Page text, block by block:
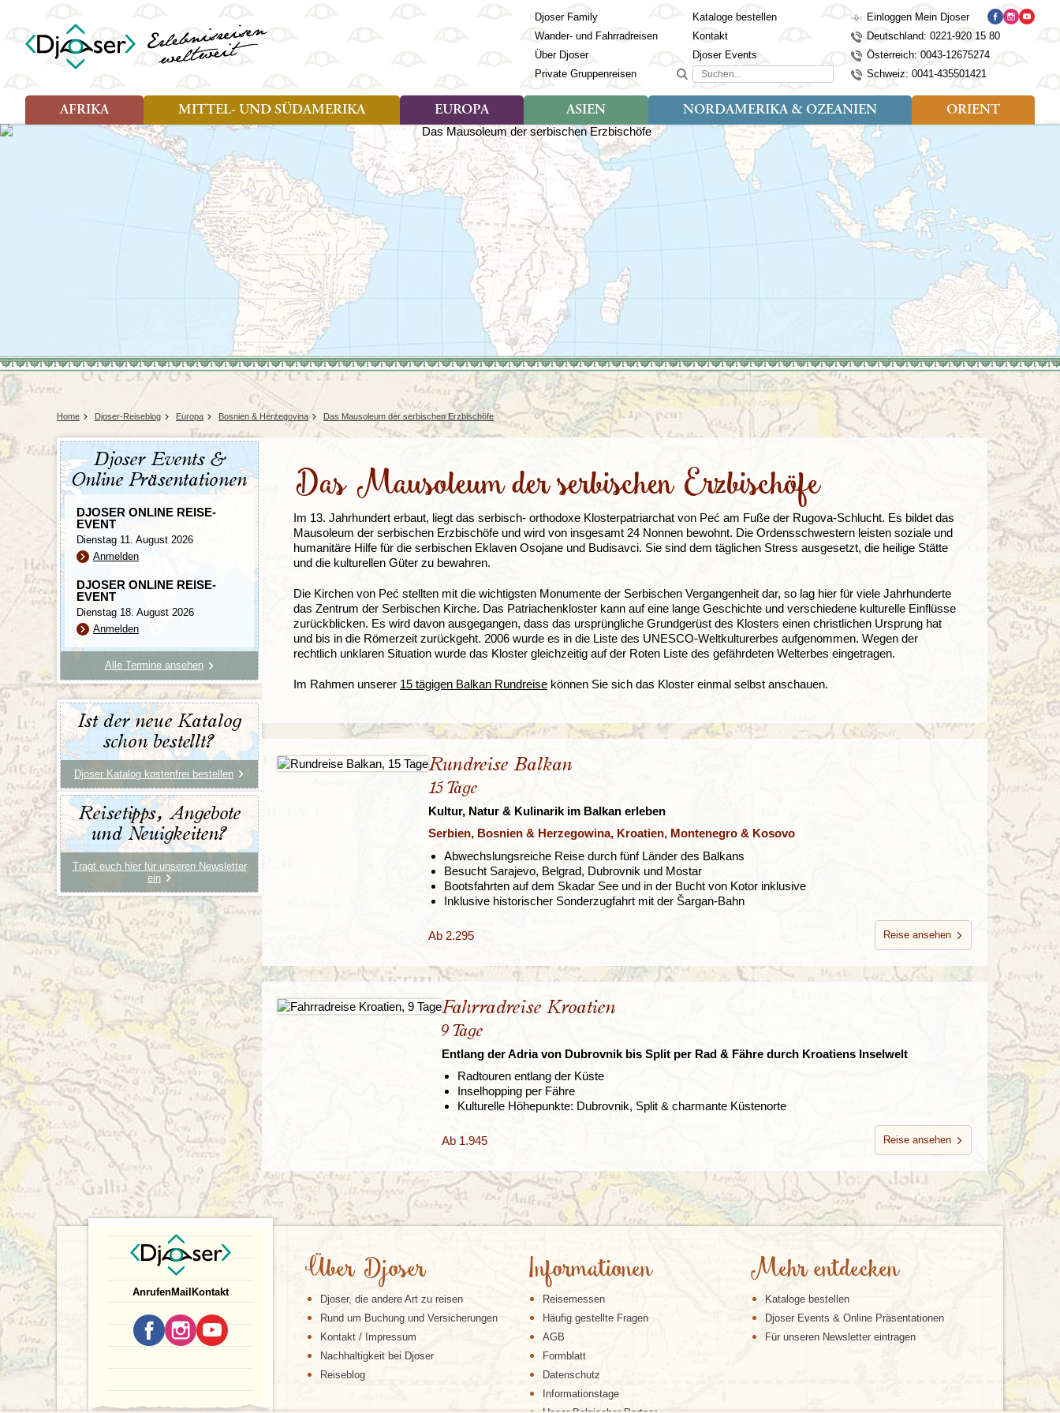
Djoser Family
Wander- und Fahrradreisen
Über Djoser
Private Gruppenreisen
Kataloge bestellen
Kontakt
Djoser Events
Suchen...
Einloggen Mein Djoser
Deutschland: 0221-920 15 80
Österreich: 0043-12675274
Schweiz: 0041-435501421
AFRIKA
Länder
Ägypten
Botswana
Eswatini (Swasiland)
Kap Verde
Kenia
Lesotho
Madagaskar
Marokko
Simbabwe
Südafrika
Tansania
Uganda
MITTEL- UND SÜDAMERIKA
Art der Reise
Djoser Reisen (13)
Djoser Family (8)
Wander- und Fahrradreisen
Argentinien
Brasilien
Chile
Costa Rica
Ecuador
Französisch Guayana
Guatemala
Guyana
Honduras
Kolumbien
Kuba
Mexiko
Peru
EUROPA
Art der Reise
Djoser Reisen (9)
Djoser Family (3)
Wander- und Fahrradreisen
Länder
Albanien
Andorra
Armenien
Aserbaidschan
Azoren
Balkan
Baltikum
Bosnien & Herzegowina
Estland
Finnland
Georgien
Irland
Island
Italien
Kosovo
Kroatien
Türkei
Wales
ASIEN
Art der Reise
Djoser Reisen (23)
Djoser Family (12)
Wander- und Fahrradreisen
(1)
Nepal
Seidenstraße
Singapur
Sri Lanka
Südkorea
Taiwan
NORDAMERIKA & OZEANIEN
Art der Reise
Djoser Reisen (4)
Djoser Family (2)
Länder
Alaska
Australien
Kanada
Neuseeland
USA
ORIENT
Art der Reise
Djoser Family (5)
Wander- und Fahrradreisen
Länder
Ägypten
Israel
Jordanien
Marokko
Oman
Türkei
Home Djoser-Reiseblog Europa Bosnien & Herzegovina Das Mausoleum der serbischen Erzbischöfe
Das Mausoleum der serbischen Erzbischöfe
Im 13. Jahrhundert erbaut, liegt das serbisch- orthodoxe Klosterpatriarchat von Peć am Fuße der Rugova-Schlucht. Es bildet das
Mausoleum der serbischen Erzbischöfe und wird von insgesamt 24 Nonnen bewohnt. Die Ordensschwestern leisten soziale und
humanitäre Hilfe für die serbischen Eklaven Osojane und Budisavci. Sie sind dem täglichen Stress ausgesetzt, die heilige Stätte
und die kulturellen Güter zu bewahren.
Die Kirchen von Peć stellten mit die wichtigsten Monumente der Serbischen Vergangenheit dar, so lag hier für viele Jahrhunderte
das Zentrum der Serbischen Kirche. Das Patriachenkloster kann auf eine lange Geschichte und verschiedene kulturelle Einflüsse
zurückblicken. Es wird davon ausgegangen, dass das ursprüngliche Grundgerüst des Klosters einen christlichen Ursprung hat
und bis in die Römerzeit zurückgeht. 2006 wurde es in die Liste des UNESCO-Weltkulturerbes aufgenommen. Wegen der
rechtlich unklaren Situation wurde das Kloster gleichzeitig auf der Roten Liste des gefährdeten Welterbes eingetragen.
Im Rahmen unserer 15 tägigen Balkan Rundreise können Sie sich das Kloster einmal selbst anschauen.
Rundreise Balkan
15 Tage
Kultur, Natur & Kulinarik im Balkan erleben
Serbien, Bosnien & Herzegowina, Kroatien, Montenegro & Kosovo
Abwechslungsreiche Reise durch fünf Länder des Balkans
Besucht Sarajevo, Belgrad, Dubrovnik und Mostar
Bootsfahrten auf dem Skadar See und in der Bucht von Kotor inklusive
Inklusive historischer Sonderzugfahrt mit der Šargan-Bahn
Ab 2.295 Reise ansehen
Fahrradreise Kroatien
9 Tage
Entlang der Adria von Dubrovnik bis Split per Rad & Fähre durch Kroatiens Inselwelt
Radtouren entlang der Küste
Inselhopping per Fähre
Kulturelle Höhepunkte: Dubrovnik, Split & charmante Küstenorte
Ab 1.945 Reise ansehen
Djoser Events &
Online Präsentationen
DJOSER ONLINE REISE-
EVENT
Dienstag 11. August 2026
Anmelden
DJOSER ONLINE REISE-
EVENT
Dienstag 18. August 2026
Anmelden
Alle Termine ansehen
Ist der neue Katalog
schon bestellt?
Djoser Katalog kostenfrei bestellen
Reisetipps, Angebote
und Neuigkeiten?
Tragt euch hier für unseren Newsletter
ein
AnrufenMail Kontakt
Über Djoser
Djoser, die andere Art zu reisen
Rund um Buchung und Versicherungen
Kontakt / Impressum
Nachhaltigkeit bei Djoser
Reiseblog
Informationen
Reisemessen
Häufig gestellte Fragen
AGB
Formblatt
Datenschutz
Informationstage
Mehr entdecken
Kataloge bestellen
Djoser Events & Online Präsentationen
Für unseren Newsletter eintragen